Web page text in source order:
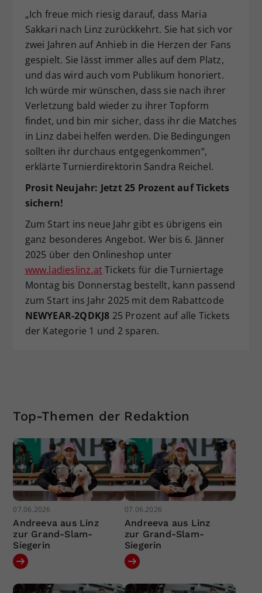
„Ich freue mich riesig darauf, dass Maria
Sakkari nach Linz zurückkehrt. Sie hat sich vor
zwei Jahren auf Anhieb in die Herzen der Fans
gespielt. Sie lässt immer alles auf dem Platz,
und das wird auch vom Publikum honoriert.
Ich würde mir wünschen, dass sie nach ihrer
Verletzung bald wieder zu ihrer Topform
findet, und bin mir sicher, dass ihr die Matches
in Linz dabei helfen werden. Die Bedingungen
sollten ihr durchaus entgegenkommen“,
erklärte Turnierdirektorin Sandra Reichel.
Prosit Neujahr: Jetzt 25 Prozent auf Tickets
sichern!
Zum Start ins neue Jahr gibt es übrigens ein
ganz besonderes Angebot. Wer bis 6. Jänner
2025 über den Onlineshop unter
www.ladieslinz.atTickets für die Turniertage
Montag bis Donnerstag bestellt, kann passend
zum Start ins Jahr 2025 mit dem Rabattcode
NEWYEAR-2QDKJ8 25 Prozent auf alle Tickets
der Kategorie 1 und 2 sparen.
Top-Themen der Redaktion
07.06.2026
Andreeva aus Linz
zur Grand-Slam-
Siegerin
07.06.2026
Andreeva aus Linz
zur Grand-Slam-
Siegerin